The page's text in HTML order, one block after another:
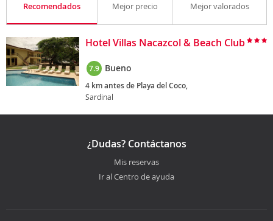
Recomendados Mejor precio Mejor valorados
Hotel Villas Nacazcol & Beach Club
7.9 Bueno
4 km antes de Playa del Coco,
Sardinal
¿Dudas? Contáctanos
Mis reservas
Ir al Centro de ayuda